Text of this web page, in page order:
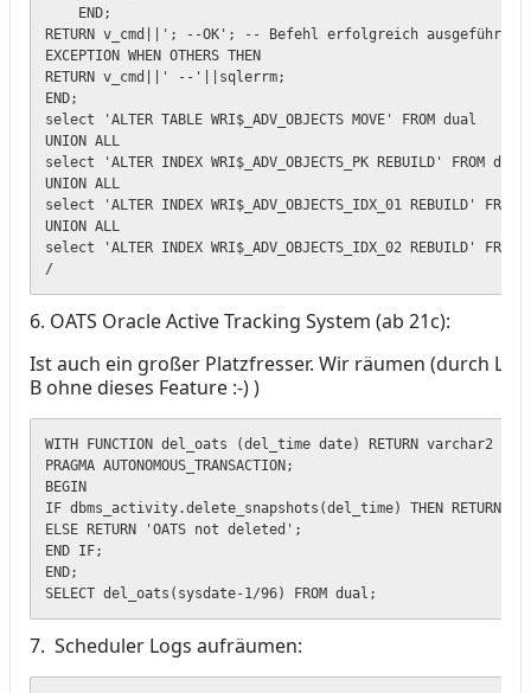
END;
RETURN v_cmd||'; --OK'; -- Befehl erfolgreich ausgeführt
EXCEPTION WHEN OTHERS THEN
RETURN v_cmd||' --'||sqlerrm;
END;
select 'ALTER TABLE WRI$_ADV_OBJECTS MOVE' FROM dual
UNION ALL
select 'ALTER INDEX WRI$_ADV_OBJECTS_PK REBUILD' FROM dual
UNION ALL
select 'ALTER INDEX WRI$_ADV_OBJECTS_IDX_01 REBUILD' FROM
UNION ALL
select 'ALTER INDEX WRI$_ADV_OBJECTS_IDX_02 REBUILD' FROM
/
6. OATS Oracle Active Tracking System (ab 21c):
Ist auch ein großer Platzfresser. Wir räumen (durch
B ohne dieses Feature :-) )
WITH FUNCTION del_oats (del_time date) RETURN varchar2 IS
PRAGMA AUTONOMOUS_TRANSACTION;
BEGIN
IF dbms_activity.delete_snapshots(del_time) THEN RETURN
ELSE RETURN 'OATS not deleted';
END IF;
END;
SELECT del_oats(sysdate-1/96) FROM dual;
7. Scheduler Logs aufräumen: